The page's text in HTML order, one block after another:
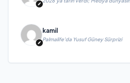
kamil
Palmalife’da Yusuf Güney Sürprizi